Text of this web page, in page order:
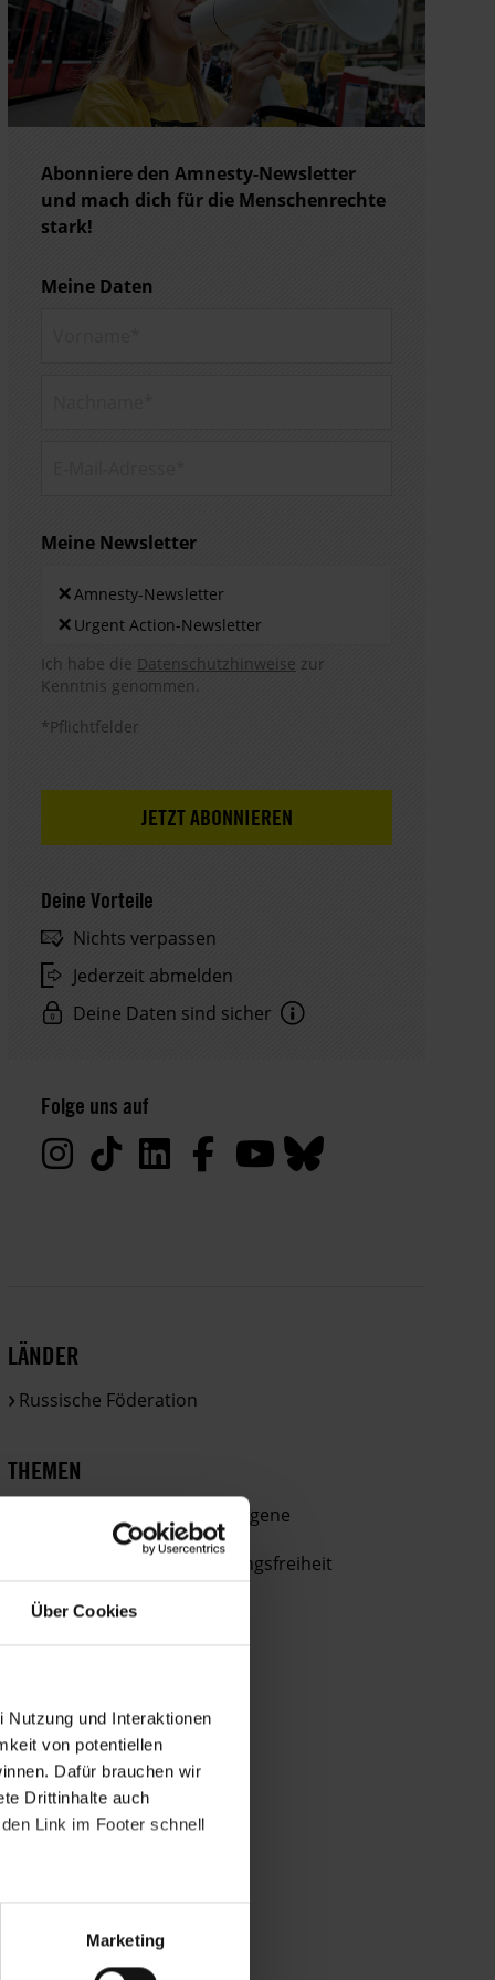
Über Cookies
Nutzung und Interaktionen
von potentiellen
Dafür brauchen wir
Drittinhalte auch
Link im Footer schnell
Marketing
Abonniere den Amnesty-Newsletter
und mach dich für die Menschenrechte
stark!
Meine Daten
Meine Newsletter
×Amnesty-Newsletter
× Urgent Action-Newsletter
Hinweis DSE
Ich habe die Datenschutzhinweise zur
Kenntnis genommen.
*Pflichtfelder
Deine Vorteile
Nichts verpassen
Jederzeit abmelden
Deine Daten sind sicher
Daten
werden
DSGVO
Über
Folge uns auf
LÄNDER
Russische Föderation
THEMEN
Gewaltlose politische Gefangene
Haftbedingungen
Meinungsfreiheit